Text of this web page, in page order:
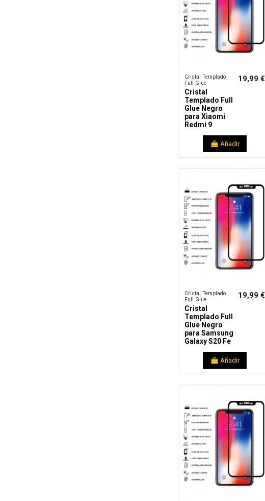
Cristal Templado
Full Glue
Cristal
Templado Full
Glue Negro
para Xiaomi
Redmi 9
19,99 €
Añadir
Cristal Templado
Full Glue
Cristal
Templado Full
Glue Negro
para Samsung
Galaxy S20 Fe
19,99 €
Añadir